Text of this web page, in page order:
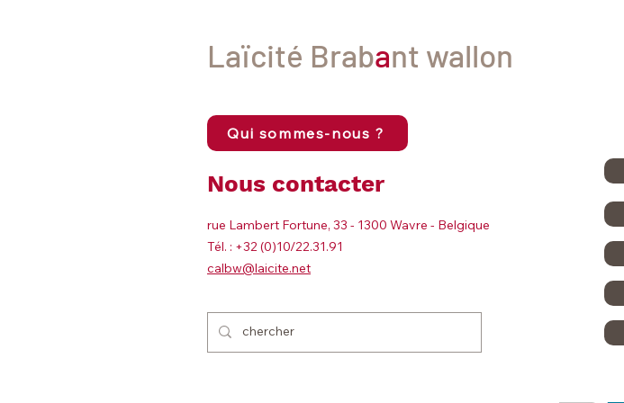
et concrètement pour que cessent
Laïcité Brabant wallon
Qui sommes-nous ?
Nous contacter
rue Lambert Fortune, 33 - 1300 Wavre - Belgique
Tél. : +32 (0)10/22.31.91
calbw@laicite.net